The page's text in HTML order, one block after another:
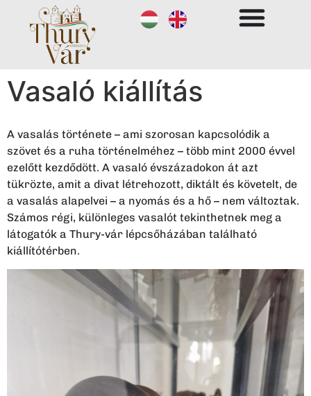
Vasaló kiállítás
A vasalás története – ami szorosan kapcsolódik a
szövet és a ruha történelméhez – több mint 2000 évvel
ezelőtt kezdődött. A vasaló évszázadokon át azt
tükrözte, amit a divat létrehozott, diktált és követelt, de
a vasalás alapelvei – a nyomás és a hő – nem változtak.
Számos régi, különleges vasalót tekinthetnek meg a
látogatók a Thury-vár lépcsőházában található
kiállítótérben.